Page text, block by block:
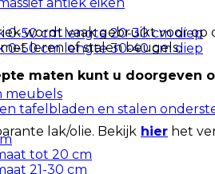
0-50 cm lengte 20-30 cm diep
0-50 cm lengte 30-40 cm diep
meubels
tafelbladen en stalen
tot 20 cm
21-30 cm
wordt vaak gebruikt voor
leren of stalen beugels.
maten kunt u doorgeven
lak/olie. Bekijk hier het